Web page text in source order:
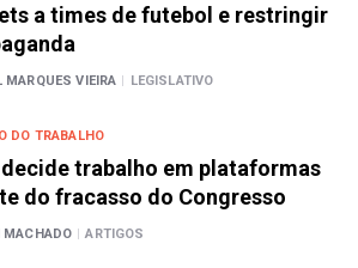
a times de futebol e restringir
MARQUES VIEIRA | LEGISLATIVO
DO TRABALHO
decide trabalho em plataformas
do fracasso do Congresso
MACHADO | ARTIGOS